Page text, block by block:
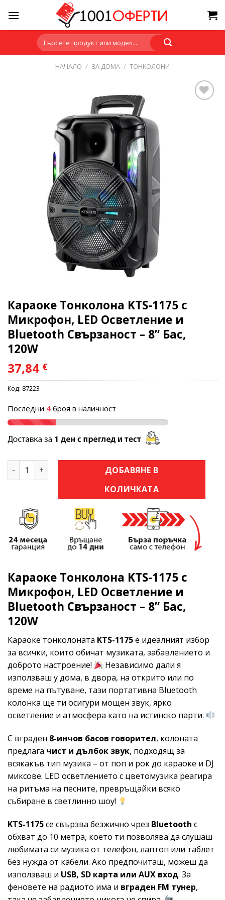
content
Търсене
за:
НАЧАЛО / ЗА ДОМА / ТОНКОЛОНИ
Караоке Тонколона KTS-1175 с
Микрофон, LED Осветление и
Bluetooth Свързаност – 8” Бас,
120W
37,84 €
Код: 87223
Последни 4 броя в наличност
количество за Караоке Тонколона KTS-1175 с
ДОБАВЯНЕ В
КОЛИЧКАТА
Караоке Тонколона KTS-1175 с
Микрофон, LED Осветление и
Bluetooth Свързаност – 8” Бас,
120W
Караоке тонколоната KTS-1175е идеалният избор
за всички, които обичат музиката, забавлението и
доброто настроение!
Независимо дали я
използваш у дома, в двора, на открито или по
време на пътуване, тази портативна Bluetooth
колонка ще ти осигури мощен звук, ярко
осветление и атмосфера като на истинско парти.
С вграден 8-инчов басов говорител, колоната
предлага чист и дълбок звук, подходящ за
всякакъв тип музика – от поп и рок до караоке и DJ
миксове. LED осветлението с цветомузика реагира
на ритъма на песните, превръщайки всяко
събиране в светлинно шоу!
KTS-1175се свързва безжично чрез Bluetooth с
обхват до 10 метра, което ти позволява да слушаш
любимата си музика от телефон, лаптоп или таблет
без нужда от кабели. Ако предпочиташ, можеш да
използваш и USB, SD карта или AUX вход. За
феновете на радиото има и вграден FM тунер,